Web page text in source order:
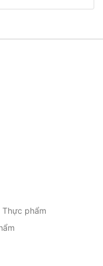
Thực phẩm